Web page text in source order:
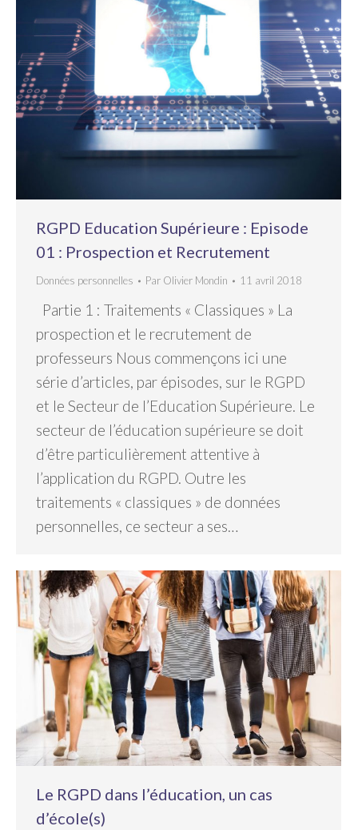
RGPD Education Supérieure : Episode
01 : Prospection et Recrutement
Données personnelles Par Olivier Mondin 11 avril 2018
Partie 1 : Traitements « Classiques » La
prospection et le recrutement de
professeurs Nous commençons ici une
série d’articles, par épisodes, sur le RGPD
et le Secteur de l’Education Supérieure. Le
secteur de l’éducation supérieure se doit
d’être particulièrement attentive à
l’application du RGPD. Outre les
traitements « classiques » de données
personnelles, ce secteur a ses…
Le RGPD dans l’éducation, un cas
d’école(s)